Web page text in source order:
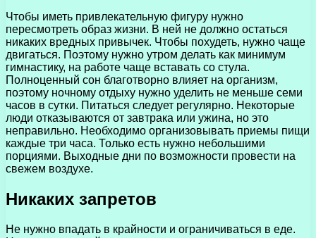
Чтобы иметь привлекательную фигуру нужно
пересмотреть образ жизни. В ней не должно остаться
никаких вредных привычек. Чтобы похудеть, нужно чаще
двигаться. Поэтому нужно утром делать как минимум
гимнастику, на работе чаще вставать со стула.
Полноценный сон благотворно влияет на организм,
поэтому ночному отдыху нужно уделить не меньше семи
часов в сутки. Питаться следует регулярно. Некоторые
люди отказываются от завтрака или ужина, но это
неправильно. Необходимо организовывать приемы пищи
каждые три часа. Только есть нужно небольшими
порциями. Выходные дни по возможности провести на
свежем воздухе.
Никаких запретов
Не нужно впадать в крайности и ограничиваться в еде.